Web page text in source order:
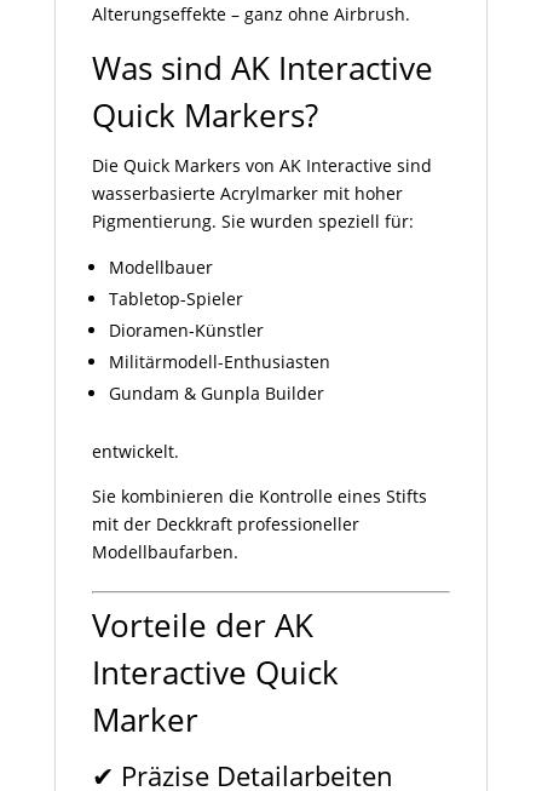
Alterungseffekte – ganz ohne Airbrush.
Was sind AK Interactive
Quick Markers?
Die Quick Markers von AK Interactive sind
wasserbasierte Acrylmarker mit hoher
Pigmentierung. Sie wurden speziell für:
Modellbauer
Tabletop-Spieler
Dioramen-Künstler
Militärmodell-Enthusiasten
Gundam & Gunpla Builder
entwickelt.
Sie kombinieren die Kontrolle eines Stifts
mit der Deckkraft professioneller
Modellbaufarben.
Vorteile der AK
Interactive Quick
Marker
✔ Präzise Detailarbeiten